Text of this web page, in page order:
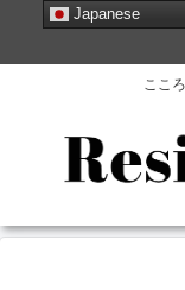
ここ
Japanese